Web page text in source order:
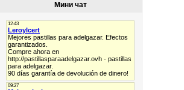
Мини чат